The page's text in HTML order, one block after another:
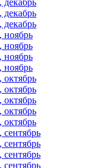
ноябрь
ноябрь
ноябрь
ноябрь